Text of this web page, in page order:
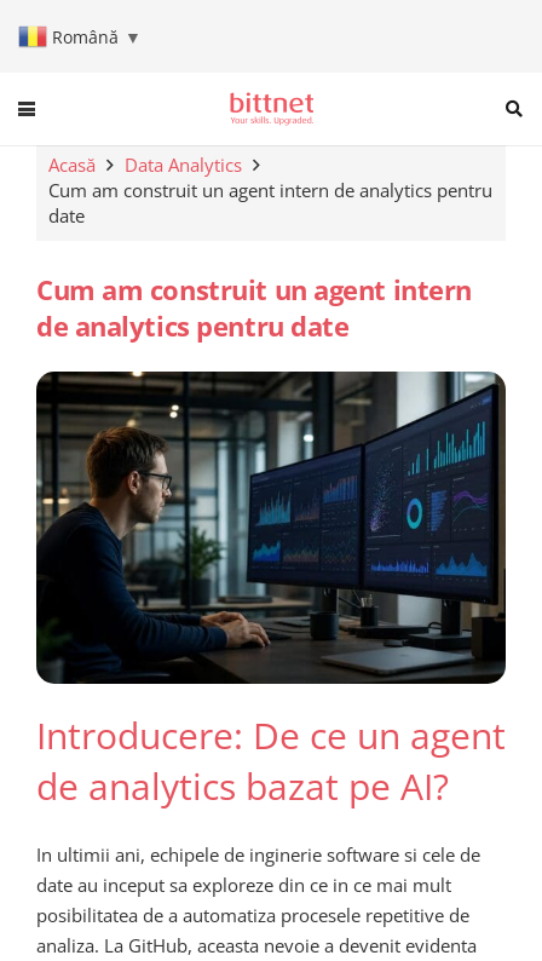
Română ▼
When autocomplete results
Acasă
Data Analytics
Cum am construit un agent intern de analytics pentru
date
Cum am construit un agent intern
de analytics pentru date
Introducere: De ce un agent
de analytics bazat pe AI?
In ultimii ani, echipele de inginerie software si cele de
date au inceput sa exploreze din ce in ce mai mult
posibilitatea de a automatiza procesele repetitive de
analiza. La GitHub, aceasta nevoie a devenit evidenta